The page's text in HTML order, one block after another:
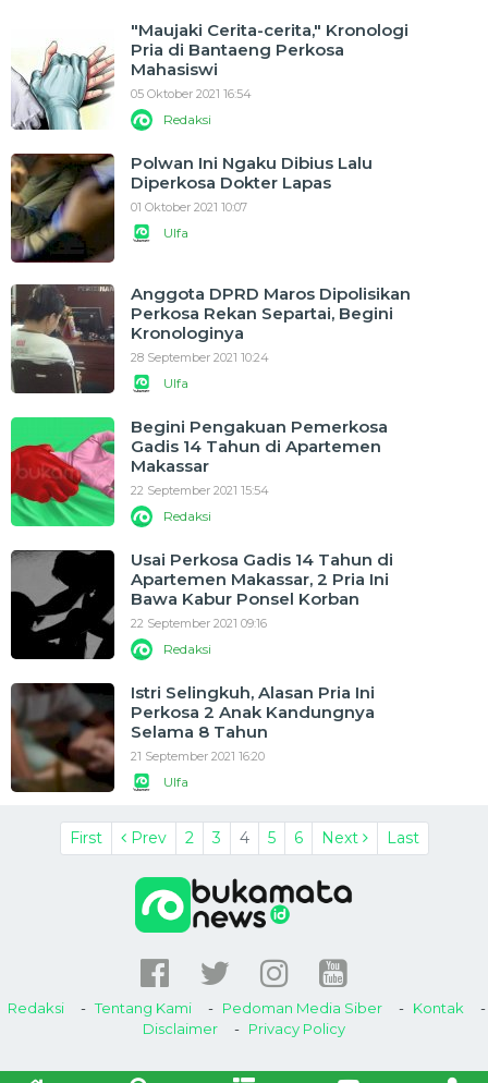
"Maujaki Cerita-cerita," Kronologi
Pria di Bantaeng Perkosa
Mahasiswi
05 Oktober 2021 16:54
Redaksi
Polwan Ini Ngaku Dibius Lalu
Diperkosa Dokter Lapas
01 Oktober 2021 10:07
Ulfa
Anggota DPRD Maros Dipolisikan
Perkosa Rekan Separtai, Begini
Kronologinya
28 September 2021 10:24
Ulfa
Begini Pengakuan Pemerkosa
Gadis 14 Tahun di Apartemen
Makassar
22 September 2021 15:54
Redaksi
Usai Perkosa Gadis 14 Tahun di
Apartemen Makassar, 2 Pria Ini
Bawa Kabur Ponsel Korban
22 September 2021 09:16
Redaksi
Istri Selingkuh, Alasan Pria Ini
Perkosa 2 Anak Kandungnya
Selama 8 Tahun
21 September 2021 16:20
Ulfa
First Prev 2 3 4 5 6 Next Last
Redaksi Tentang Kami Pedoman Media Siber
Kontak
Disclaimer
Privacy Policy